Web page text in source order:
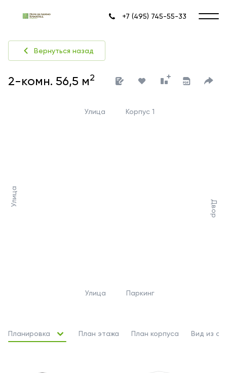
+7 (495) 745-55-33
Вернуться назад
2-комн. 56,5 м2
Улица
Двор
Улица Паркинг
Улица Корпус 1
Планировка План этажа План корпуса Вид из